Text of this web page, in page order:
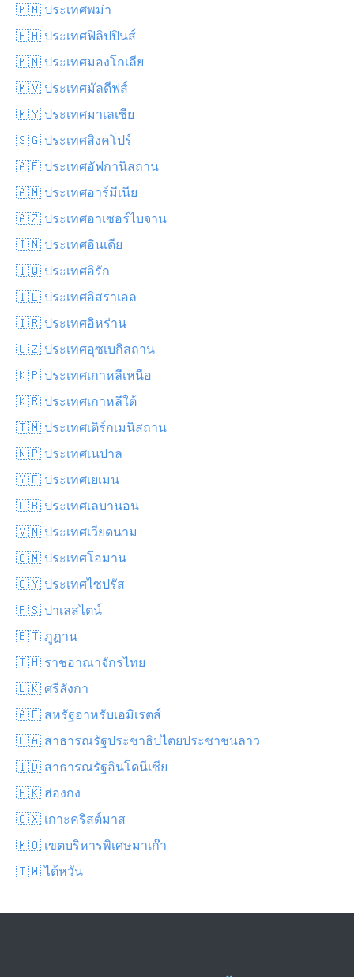
🇲🇲 ประเทศพม่า
🇵🇭 ประเทศฟิลิปปินส์
🇲🇳 ประเทศมองโกเลีย
🇲🇻 ประเทศมัลดีฟส์
🇲🇾 ประเทศมาเลเซีย
🇸🇬 ประเทศสิงคโปร์
🇦🇫 ประเทศอัฟกานิสถาน
🇦🇲 ประเทศอาร์มีเนีย
🇦🇿 ประเทศอาเซอร์ไบจาน
🇮🇳 ประเทศอินเดีย
🇮🇶 ประเทศอิรัก
🇮🇱 ประเทศอิสราเอล
🇮🇷 ประเทศอิหร่าน
🇺🇿 ประเทศอุซเบกิสถาน
🇰🇵 ประเทศเกาหลีเหนือ
🇰🇷 ประเทศเกาหลีใต้
🇹🇲 ประเทศเติร์กเมนิสถาน
🇳🇵 ประเทศเนปาล
🇾🇪 ประเทศเยเมน
🇱🇧 ประเทศเลบานอน
🇻🇳 ประเทศเวียดนาม
🇴🇲 ประเทศโอมาน
🇨🇾 ประเทศไซปรัส
🇵🇸 ปาเลสไตน์
🇧🇹 ภูฏาน
🇹🇭 ราชอาณาจักรไทย
🇱🇰 ศรีลังกา
🇦🇪 สหรัฐอาหรับเอมิเรตส์
🇱🇦 สาธารณรัฐประชาธิปไตยประชาชนลาว
🇮🇩 สาธารณรัฐอินโดนีเซีย
🇭🇰 ฮ่องกง
🇨🇽 เกาะคริสต์มาส
🇲🇴 เขตบริหารพิเศษมาเก๊า
🇹🇼 ไต้หวัน